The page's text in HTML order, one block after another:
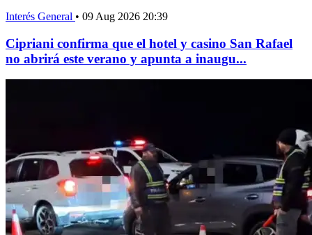
Interés General • 09 Aug 2026 20:39
Cipriani confirma que el hotel y casino San Rafael
no abrirá este verano y apunta a inaugu...